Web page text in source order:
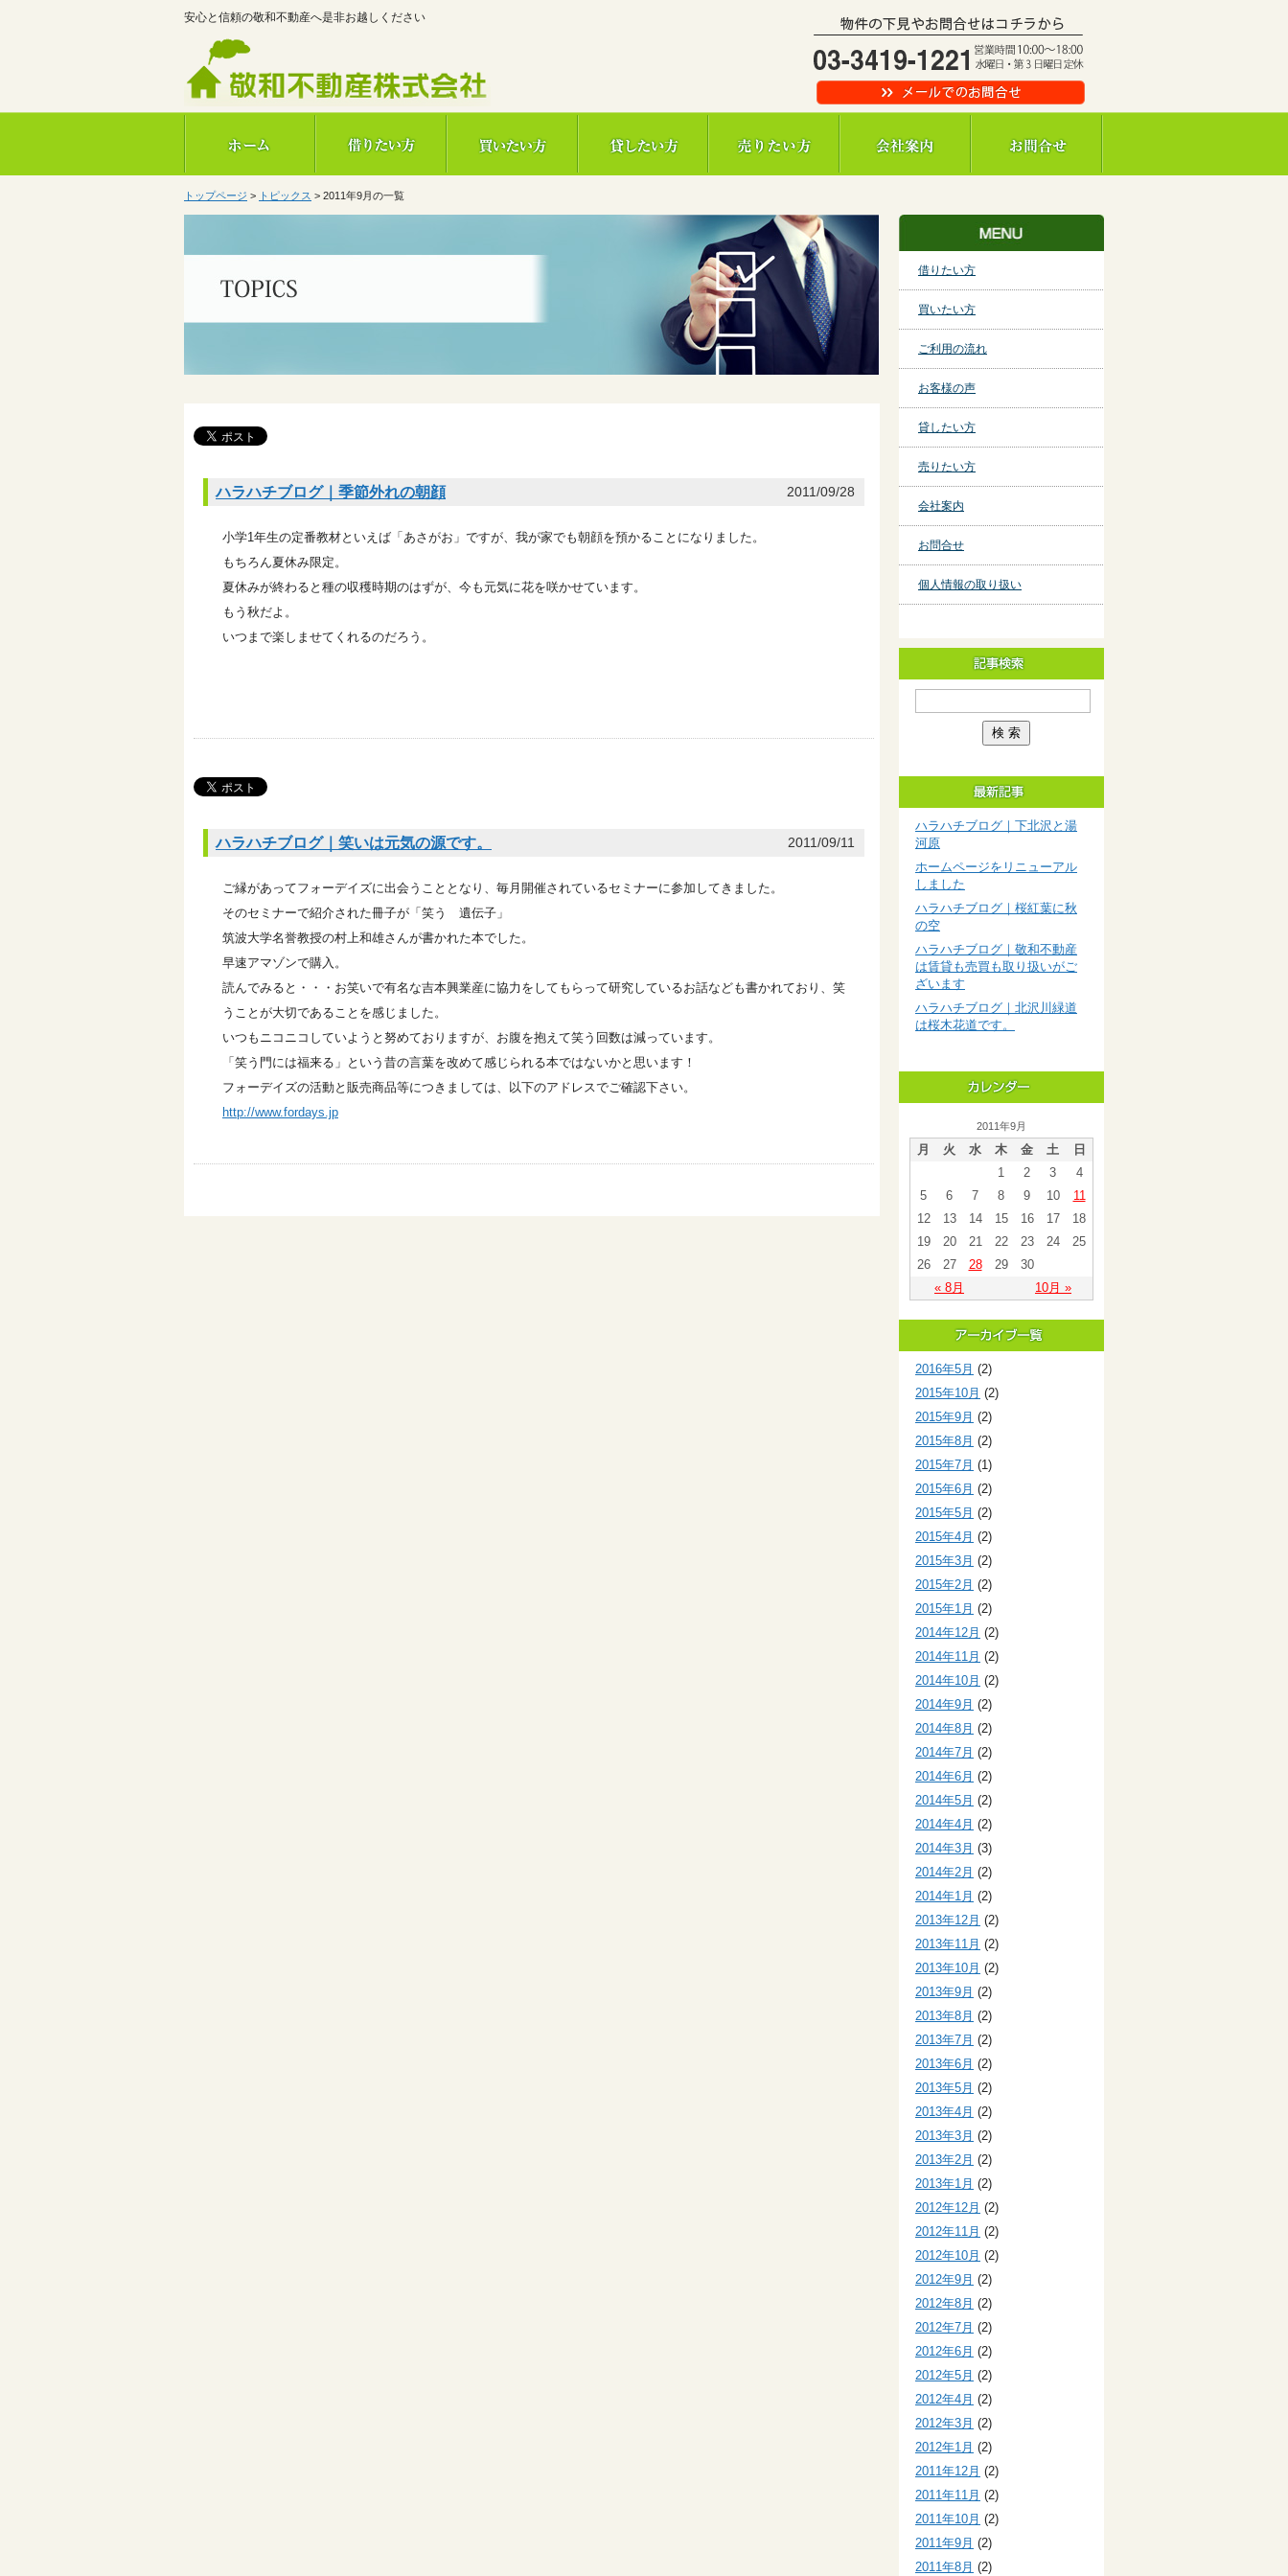
安心と信頼の敬和不動産へ是非お越しください
トップページ > トピックス > 2011年9月の一覧
ハラハチブログ｜季節外れの朝顔 2011/09/28
小学1年生の定番教材といえば「あさがお」ですが、我が家でも朝顔を預かることになりました。
もちろん夏休み限定。
夏休みが終わると種の収穫時期のはずが、今も元気に花を咲かせています。
もう秋だよ。
いつまで楽しませてくれるのだろう。
ハラハチブログ｜笑いは元気の源です。 2011/09/11
ご縁があってフォーデイズに出会うこととなり、毎月開催されているセミナーに参加してきました。
そのセミナーで紹介された冊子が「笑う 遺伝子」
筑波大学名誉教授の村上和雄さんが書かれた本でした。
早速アマゾンで購入。
読んでみると・・・お笑いで有名な吉本興業産に協力をしてもらって研究しているお話なども書かれており、笑
うことが大切であることを感じました。
いつもニコニコしていようと努めておりますが、お腹を抱えて笑う回数は減っています。
「笑う門には福来る」という昔の言葉を改めて感じられる本ではないかと思います！
フォーデイズの活動と販売商品等につきましては、以下のアドレスでご確認下さい。
http://www.fordays.jp
借りたい方
買いたい方
ご利用の流れ
お客様の声
貸したい方
売りたい方
会社案内
お問合せ
個人情報の取り扱い
ハラハチブログ｜下北沢と湯
河原
ホームページをリニューアル
しました
ハラハチブログ｜桜紅葉に秋
の空
ハラハチブログ｜敬和不動産
は賃貸も売買も取り扱いがご
ざいます
ハラハチブログ｜北沢川緑道
は桜木花道です。
2011年9月
月 火 水 木 金 土 日
« 8月 10月 »
1 2 3
4
5
6 7 8 9 10
11
12
13 14 15 16 17
18
19
20 21 22 23 24
25
26
27 28 29 30
2016年5月 (2)
2015年10月 (2)
2015年9月 (2)
2015年8月 (2)
2015年7月 (1)
2015年6月 (2)
2015年5月 (2)
2015年4月 (2)
2015年3月 (2)
2015年2月 (2)
2015年1月 (2)
2014年12月 (2)
2014年11月 (2)
2014年10月 (2)
2014年9月 (2)
2014年8月 (2)
2014年7月 (2)
2014年6月 (2)
2014年5月 (2)
2014年4月 (2)
2014年3月 (3)
2014年2月 (2)
2014年1月 (2)
2013年12月 (2)
2013年11月 (2)
2013年10月 (2)
2013年9月 (2)
2013年8月 (2)
2013年7月 (2)
2013年6月 (2)
2013年5月 (2)
2013年4月 (2)
2013年3月 (2)
2013年2月 (2)
2013年1月 (2)
2012年12月 (2)
2012年11月 (2)
2012年10月 (2)
2012年9月 (2)
2012年8月 (2)
2012年7月 (2)
2012年6月 (2)
2012年5月 (2)
2012年4月 (2)
2012年3月 (2)
2012年1月 (2)
2011年12月 (2)
2011年11月 (2)
2011年10月 (2)
2011年9月 (2)
2011年8月 (2)